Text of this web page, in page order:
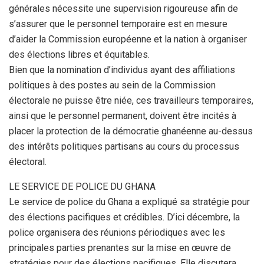
générales nécessite une supervision rigoureuse afin de
s’assurer que le personnel temporaire est en mesure
d’aider la Commission européenne et la nation à organiser
des élections libres et équitables.
Bien que la nomination d’individus ayant des affiliations
politiques à des postes au sein de la Commission
électorale ne puisse être niée, ces travailleurs temporaires,
ainsi que le personnel permanent, doivent être incités à
placer la protection de la démocratie ghanéenne au-dessus
des intérêts politiques partisans au cours du processus
électoral.
LE SERVICE DE POLICE DU GHANA
Le service de police du Ghana a expliqué sa stratégie pour
des élections pacifiques et crédibles. D’ici décembre, la
police organisera des réunions périodiques avec les
principales parties prenantes sur la mise en œuvre de